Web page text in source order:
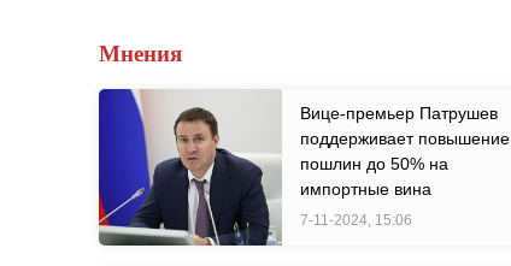
Мнения
Вице-премьер Патрушев
поддерживает повышение
пошлин до 50% на
импортные вина
7-11-2024, 15:06